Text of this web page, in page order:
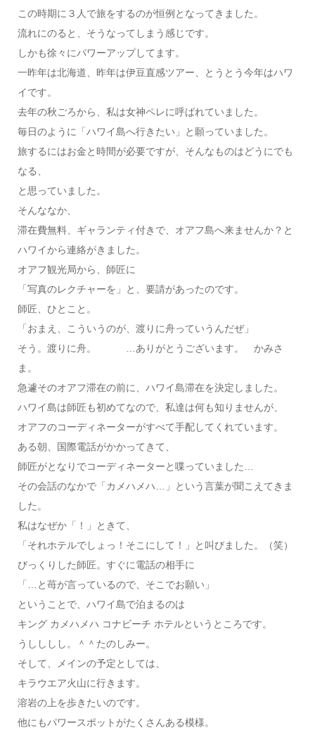
この時期に３人で旅をするのが恒例となってきました。
流れにのると、そうなってしまう感じです。
しかも徐々にパワーアップしてます。
一昨年は北海道、昨年は伊豆直感ツアー、とうとう今年はハワ
イです。
去年の秋ごろから、私は女神ペレに呼ばれていました。
毎日のように「ハワイ島へ行きたい」と願っていました。
旅するにはお金と時間が必要ですが、そんなものはどうにでも
なる、
と思っていました。
そんななか、
滞在費無料、ギャランティ付きで、オアフ島へ来ませんか？と
ハワイから連絡がきました。
オアフ観光局から、師匠に
「写真のレクチャーを」と、要請があったのです。
師匠、ひとこと。
「おまえ、こういうのが、渡りに舟っていうんだぜ」
そう。渡りに舟。 …ありがとうございます。 かみさ
ま。
急遽そのオアフ滞在の前に、ハワイ島滞在を決定しました。
ハワイ島は師匠も初めてなので、私達は何も知りませんが、
オアフのコーディネーターがすべて手配してくれています。
ある朝、国際電話がかかってきて、
師匠がとなりでコーディネーターと喋っていました…
その会話のなかで「カメハメハ…」という言葉が聞こえてきま
した。
私はなぜか「！」ときて、
「それホテルでしょっ！そこにして！」と叫びました。（笑）
びっくりした師匠。すぐに電話の相手に
「…と苺が言っているので、そこでお願い」
ということで、ハワイ島で泊まるのは
キング カメハメハ コナビーチ ホテルというところです。
うしししし。＾＾たのしみー。
そして、メインの予定としては、
キラウエア火山に行きます。
溶岩の上を歩きたいのです。
他にもパワースポットがたくさんある模様。